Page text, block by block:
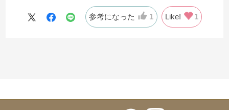
紹介していただき、その上、懇切丁寧な商品説明をいた
参考になった 1 Like! 1